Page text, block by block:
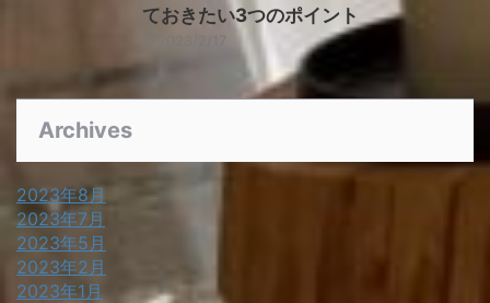
ておきたい3つのポイント
Archives
2023年8月
2023年7月
2023年5月
2023年2月
2023年1月